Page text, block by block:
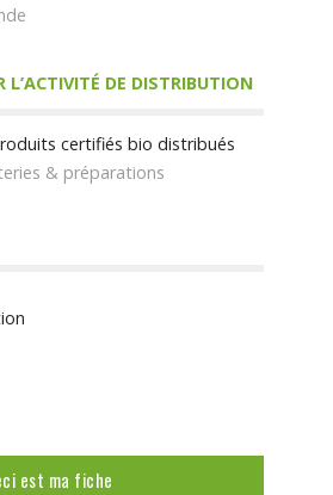
DE DISTRIBUTION
certifiés bio distribués
& préparations
est ma fiche